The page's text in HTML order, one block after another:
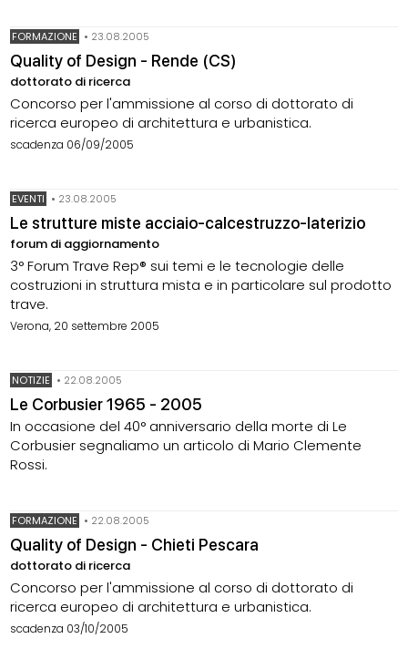
FORMAZIONE • 23.08.2005
Quality of Design - Rende (CS)
dottorato di ricerca
Concorso per l'ammissione al corso di dottorato di
ricerca europeo di architettura e urbanistica.
scadenza 06/09/2005
EVENTI • 23.08.2005
Le strutture miste acciaio-calcestruzzo-laterizio
forum di aggiornamento
3° Forum Trave Rep® sui temi e le tecnologie delle
costruzioni in struttura mista e in particolare sul prodotto
trave.
Verona, 20 settembre 2005
NOTIZIE • 22.08.2005
Le Corbusier 1965 - 2005
In occasione del 40° anniversario della morte di Le
Corbusier segnaliamo un articolo di Mario Clemente
Rossi.
FORMAZIONE • 22.08.2005
Quality of Design - Chieti Pescara
dottorato di ricerca
Concorso per l'ammissione al corso di dottorato di
ricerca europeo di architettura e urbanistica.
scadenza 03/10/2005